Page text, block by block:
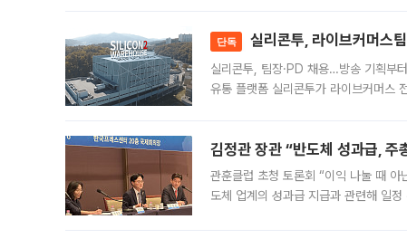
단독 실리콘투, 라이브커머스
실리콘투, 팀장·PD 채용…방송 기획부
유통 플랫폼 실리콘투가 라이브커머스
김정관 장관 “반도체 성과급,
관훈클럽 초청 토론회 “이익 나눌 때
도체 업계의 성과급 지급과 관련해 일